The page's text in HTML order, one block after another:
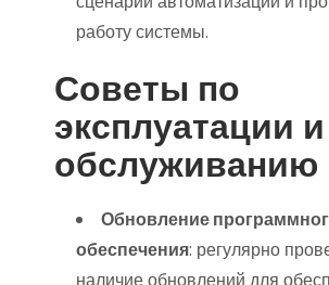
работу системы.
Советы по
эксплуатации и
обслуживанию
Обновление
обеспечения: регулярно